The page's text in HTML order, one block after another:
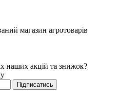
магазин агротоварів
наших акцій та знижок?
Підписатись